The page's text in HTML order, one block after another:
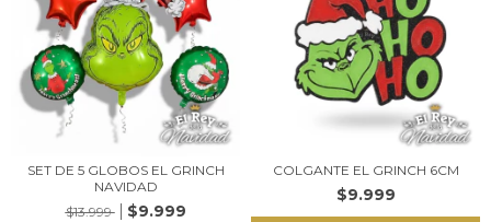
SET DE 5 GLOBOS EL GRINCH
NAVIDAD
$13.999
$9.999
COLGANTE EL GRINCH 6CM
$9.999